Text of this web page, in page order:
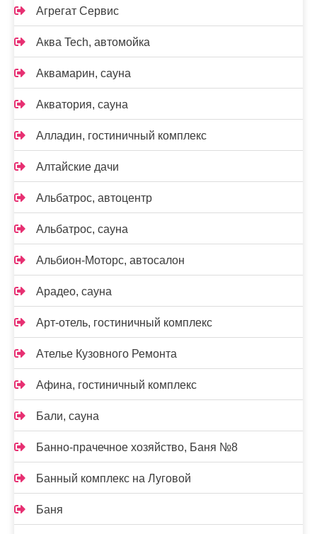
Агрегат Сервис
Аква Tech, автомойка
Аквамарин, сауна
Акватория, сауна
Алладин, гостиничный комплекс
Алтайские дачи
Альбатрос, автоцентр
Альбатрос, сауна
Альбион-Моторс, автосалон
Арадео, сауна
Арт-отель, гостиничный комплекс
Ателье Кузовного Ремонта
Афина, гостиничный комплекс
Бали, сауна
Банно-прачечное хозяйство, Баня №8
Банный комплекс на Луговой
Баня